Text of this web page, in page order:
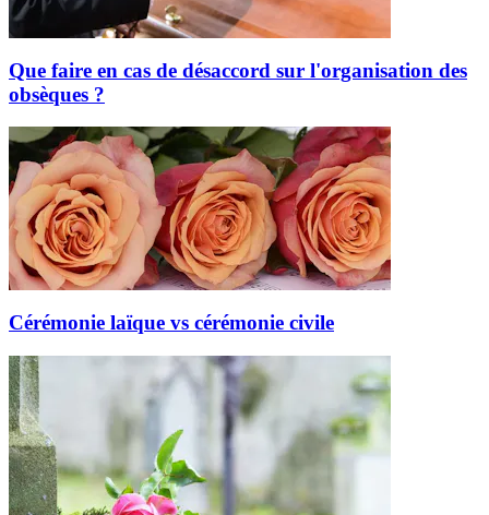
Que faire en cas de désaccord sur l'organisation des
obsèques ?
Cérémonie laïque vs cérémonie civile